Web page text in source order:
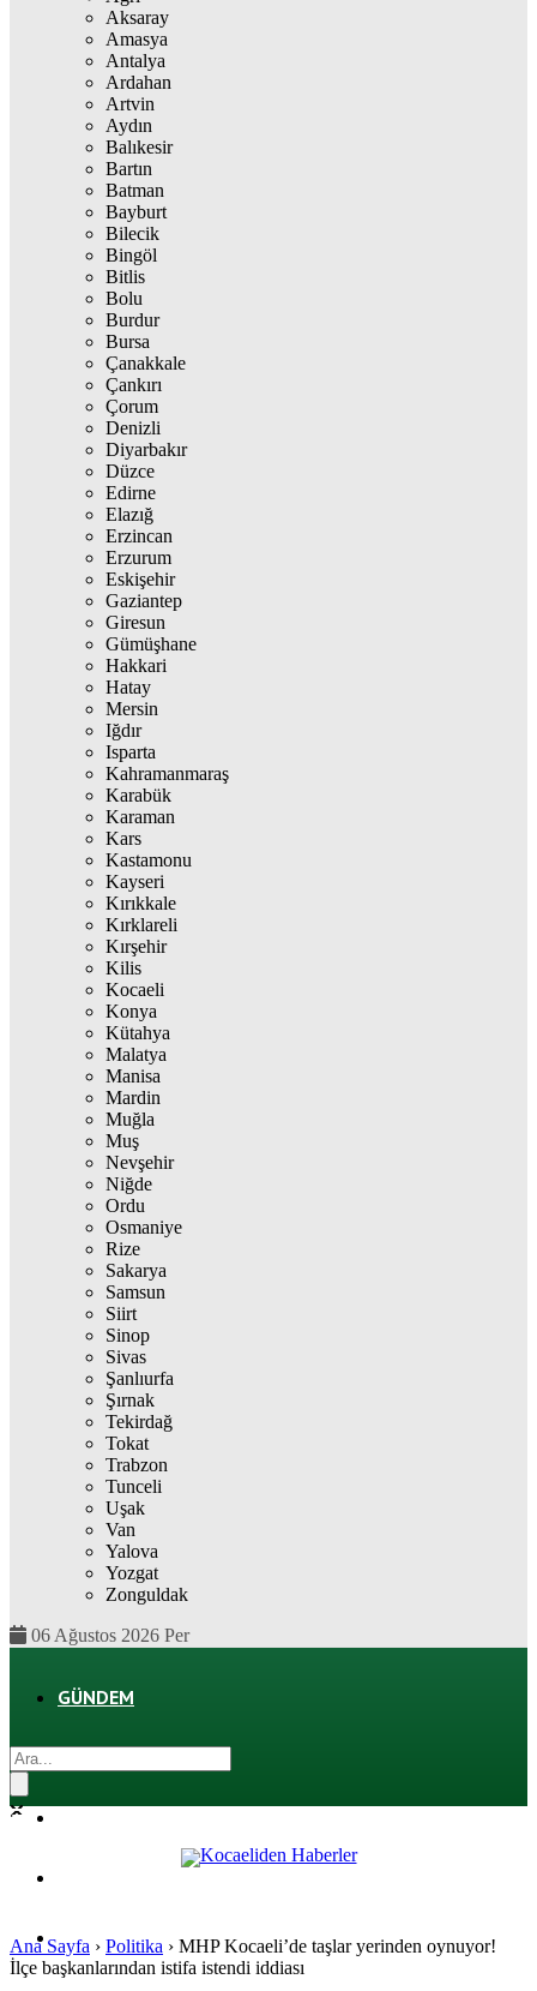
Aksaray
Amasya
Antalya
Ardahan
Artvin
Aydın
Balıkesir
Bartın
Batman
Bayburt
Bilecik
Bingöl
Bitlis
Bolu
Burdur
Bursa
Çanakkale
Çankırı
Çorum
Denizli
Diyarbakır
Düzce
Edirne
Elazığ
Erzincan
Erzurum
Eskişehir
Gaziantep
Giresun
Gümüşhane
Hakkari
Hatay
Mersin
Iğdır
Isparta
Kahramanmaraş
Karabük
Karaman
Kars
Kastamonu
Kayseri
Kırıkkale
Kırklareli
Kırşehir
Kilis
Kocaeli
Konya
Kütahya
Malatya
Manisa
Mardin
Muğla
Muş
Nevşehir
Niğde
Ordu
Osmaniye
Rize
Sakarya
Samsun
Siirt
Sinop
Sivas
Şanlıurfa
Şırnak
Tekirdağ
Tokat
Trabzon
Tunceli
Uşak
Van
Yalova
Yozgat
Zonguldak
06 Ağustos 2026 Per
GÜNDEM
SPOR
Ana Sayfa › Politika › MHP Kocaeli’de taşlar yerinden oynuyor!
İlçe başkanlarından istifa istendi iddiası